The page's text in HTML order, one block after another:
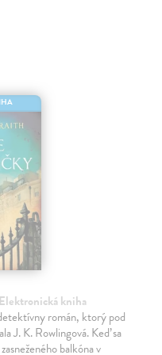
kniha
román, ktorý pod
J. K. Rowlingová. Keď sa
balkóna v